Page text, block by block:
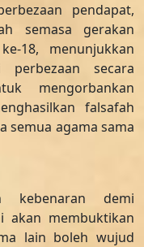
pendapat,
semasa gerakan
18, menunjukkan
perbezaan secara
mengorbankan
falsafah
semua agama sama
kebenaran demi
akan membuktikan
lain boleh wujud